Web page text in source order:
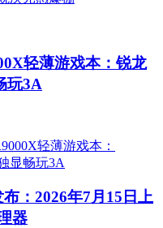
轻薄游戏本：锐龙
玩3A
：2026年7月15日上
器